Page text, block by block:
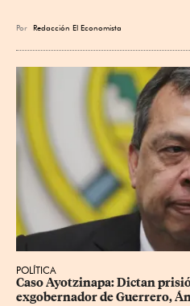
Por Redacción El Economista
POLÍTICA
Caso Ayotzinapa: Dictan
exgobernador de Guerrero,